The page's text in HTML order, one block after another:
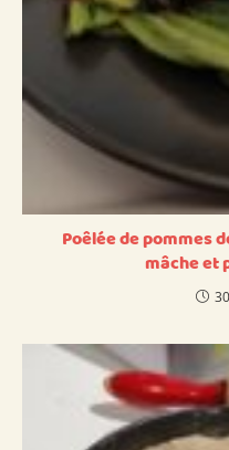
Poêlée de pommes
mâche et